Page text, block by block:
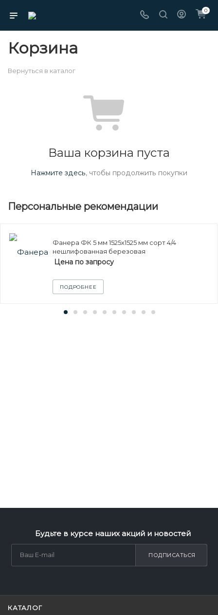
0
Корзина
Вернуться в каталог
Ваша корзина пуста
Нажмите здесь, чтобы продолжить покупки
Персональные рекомендации
Фанера ФК 5 мм 1525х1525 мм сорт 4/4
нешлифованная березовая
Цена по запросу
ПОДРОБНЕЕ
Будьте в курсе наших акций и новостей
ПОДПИСАТЬСЯ
КАТАЛОГ